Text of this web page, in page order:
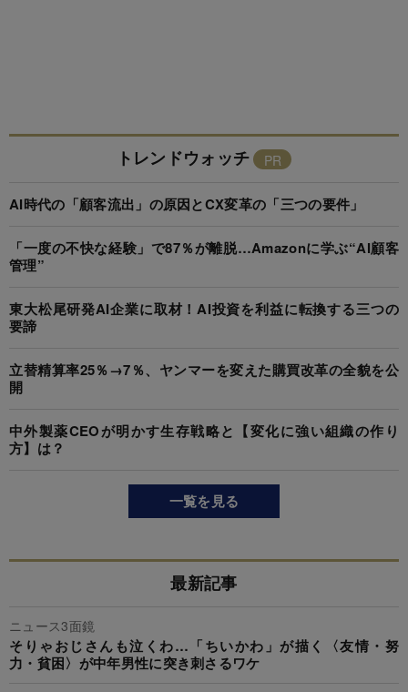
トレンドウォッチ
AI時代の「顧客流出」の原因とCX変革の「三つの要件」
「一度の不快な経験」で87％が離脱…Amazonに学ぶ“AI顧客
管理”
東大松尾研発AI企業に取材！AI投資を利益に転換する三つの
要諦
立替精算率25％→7％、ヤンマーを変えた購買改革の全貌を公
開
中外製薬CEOが明かす生存戦略と【変化に強い組織の作り
方】は？
一覧を見る
最新記事
ニュース3面鏡
そりゃおじさんも泣くわ…「ちいかわ」が描く〈友情・努
力・貧困〉が中年男性に突き刺さるワケ